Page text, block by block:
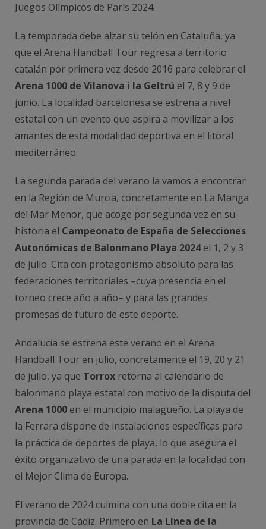
Juegos Olímpicos de París 2024.
La temporada debe alzar su telón en Cataluña, ya
que el Arena Handball Tour regresa a territorio
catalán por primera vez desde 2016 para celebrar el
Arena 1000 de Vilanova i la Geltrú el 7, 8 y 9 de
junio. La localidad barcelonesa se estrena a nivel
estatal con un evento que aspira a movilizar a los
amantes de esta modalidad deportiva en el litoral
mediterráneo.
La segunda parada del verano la vamos a encontrar
en la Región de Murcia, concretamente en La Manga
del Mar Menor, que acoge por segunda vez en su
historia el Campeonato de España de Selecciones
Autonómicas de Balonmano Playa 2024el 1, 2 y 3
de julio. Cita con protagonismo absoluto para las
federaciones territoriales –cuya presencia en el
torneo crece año a año– y para las grandes
promesas de futuro de este deporte.
Andalucía se estrena este verano en el Arena
Handball Tour en julio, concretamente el 19, 20 y 21
de julio, ya que Torrox retorna al calendario de
balonmano playa estatal con motivo de la disputa del
Arena 1000 en el municipio malagueño. La playa de
la Ferrara dispone de instalaciones específicas para
la práctica de deportes de playa, lo que asegura el
éxito organizativo de una parada en la localidad con
el Mejor Clima de Europa.
El verano de 2024 culmina con una doble cita en la
provincia de Cádiz. Primero en La Línea de la